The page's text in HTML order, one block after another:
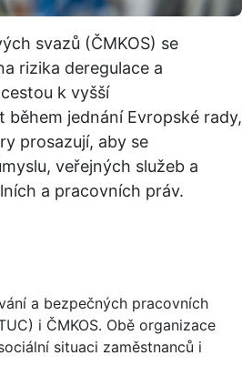
svazů (ČMKOS) se
rizika deregulace a
k vyšší
jednání Evropské rady,
prosazují, aby se
veřejných služeb a
a pracovních práv.
a bezpečných pracovních
i ČMKOS. Obě organizace
situaci zaměstnanců i